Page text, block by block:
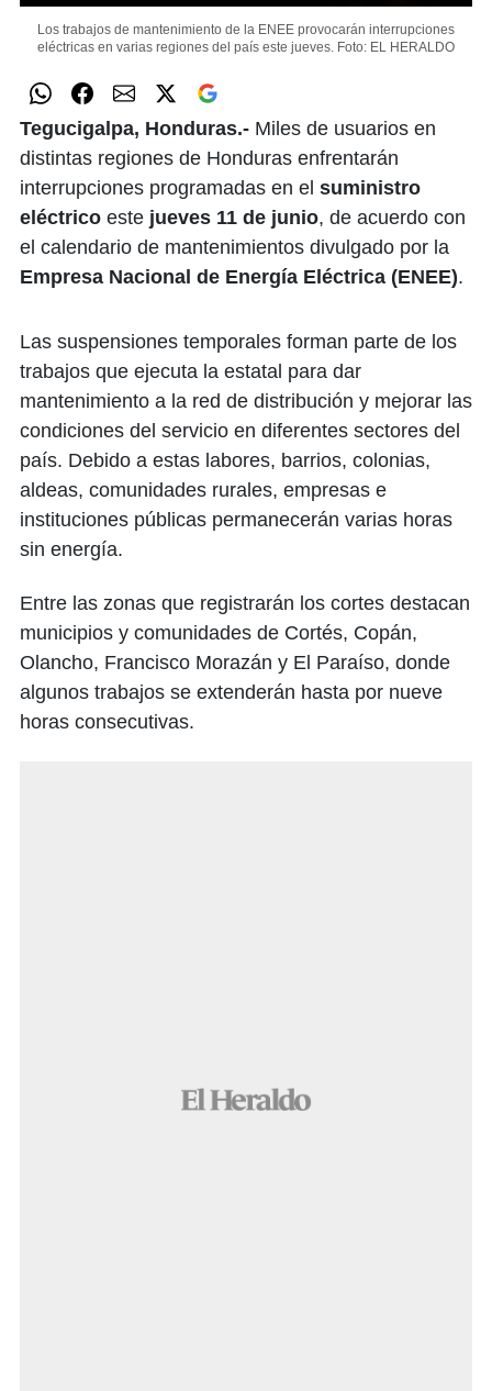
Los trabajos de mantenimiento de la ENEE provocarán interrupciones
eléctricas en varias regiones del país este jueves. Foto: EL HERALDO
Tegucigalpa, Honduras.- Miles de usuarios en
distintas regiones de Honduras enfrentarán
interrupciones programadas en el suministro
eléctrico este jueves 11 de junio, de acuerdo con
el calendario de mantenimientos divulgado por la
Empresa Nacional de Energía Eléctrica (ENEE).
Las suspensiones temporales forman parte de los
trabajos que ejecuta la estatal para dar
mantenimiento a la red de distribución y mejorar las
condiciones del servicio en diferentes sectores del
país. Debido a estas labores, barrios, colonias,
aldeas, comunidades rurales, empresas e
instituciones públicas permanecerán varias horas
sin energía.
Entre las zonas que registrarán los cortes destacan
municipios y comunidades de Cortés, Copán,
Olancho, Francisco Morazán y El Paraíso, donde
algunos trabajos se extenderán hasta por nueve
horas consecutivas.